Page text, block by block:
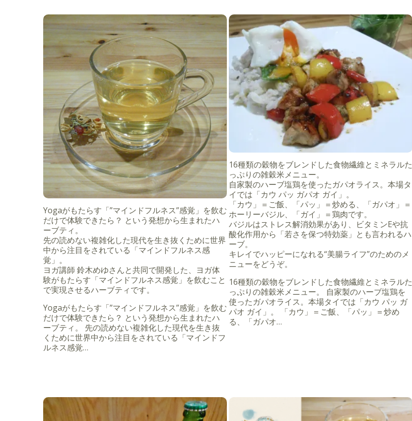
Yogaがもたらす「”マインドフルネス”感覚」を飲む
だけで体験できたら？ という発想から生まれたハ
ーブティ。
先の読めない複雑化した現代を生き抜くために世界
中から注目をされている「マインドフルネス感
覚」。
ヨガ講師 鈴木めゆさんと共同で開発した、ヨガ体
験がもたらす「マインドフルネス感覚」を飲むこと
で実現させるハーブティです。
Yogaがもたらす「”マインドフルネス”感覚」を飲む
だけで体験できたら？ という発想から生まれたハ
ーブティ。 先の読めない複雑化した現代を生き抜
くために世界中から注目をされている「マインドフ
ルネス感覚…
16種類の穀物をブレンドした食物繊維とミネラルた
っぷりの雑穀米メニュー。
自家製のハーブ塩鶏を使ったガパオライス。本場タ
イでは「カウ パッ ガパオ ガイ」。
「カウ」＝ご飯、「パッ」＝炒める、「ガパオ」＝
ホーリーバジル、「ガイ」＝鶏肉です。
バジルはストレス解消効果があり、ビタミンEや抗
酸化作用から「若さを保つ特効薬」とも言われるハ
ーブ。
キレイでハッピーになれる“美腸ライフ”のためのメ
ニューをどうぞ。
16種類の穀物をブレンドした食物繊維とミネラルた
っぷりの雑穀米メニュー。 自家製のハーブ塩鶏を
使ったガパオライス。本場タイでは「カウ パッ ガ
パオ ガイ」。 「カウ」＝ご飯、「パッ」＝炒め
る、「ガパオ…